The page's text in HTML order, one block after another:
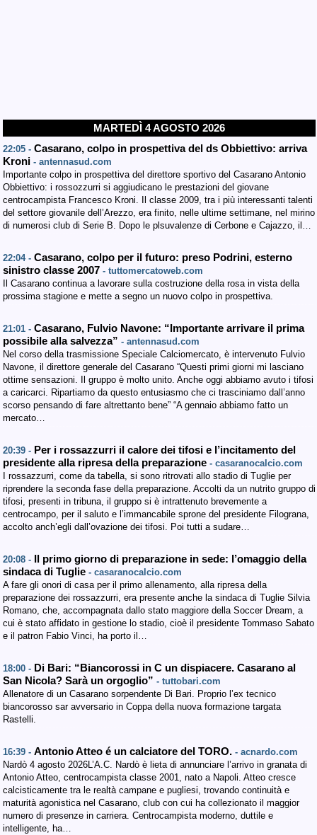
MARTEDÌ 4 AGOSTO 2026
22:05 - Casarano, colpo in prospettiva del ds Obbiettivo: arriva
Kroni - antennasud.com
Importante colpo in prospettiva del direttore sportivo del Casarano Antonio
Obbiettivo: i rossozzurri si aggiudicano le prestazioni del giovane
centrocampista Francesco Kroni. Il classe 2009, tra i più interessanti talenti
del settore giovanile dell’Arezzo, era finito, nelle ultime settimane, nel mirino
di numerosi club di Serie B. Dopo le plsuvalenze di Cerbone e Cajazzo, il…
22:04 - Casarano, colpo per il futuro: preso Podrini, esterno
sinistro classe 2007 - tuttomercatoweb.com
Il Casarano continua a lavorare sulla costruzione della rosa in vista della
prossima stagione e mette a segno un nuovo colpo in prospettiva.
21:01 - Casarano, Fulvio Navone: “Importante arrivare il prima
possibile alla salvezza” - antennasud.com
Nel corso della trasmissione Speciale Calciomercato, è intervenuto Fulvio
Navone, il direttore generale del Casarano “Questi primi giorni mi lasciano
ottime sensazioni. Il gruppo è molto unito. Anche oggi abbiamo avuto i tifosi
a caricarci. Ripartiamo da questo entusiasmo che ci trasciniamo dall’anno
scorso pensando di fare altrettanto bene” “A gennaio abbiamo fatto un
mercato…
20:39 - Per i rossazzurri il calore dei tifosi e l’incitamento del
presidente alla ripresa della preparazione - casaranocalcio.com
I rossazzurri, come da tabella, si sono ritrovati allo stadio di Tuglie per
riprendere la seconda fase della preparazione. Accolti da un nutrito gruppo di
tifosi, presenti in tribuna, il gruppo si è intrattenuto brevemente a
centrocampo, per il saluto e l’immancabile sprone del presidente Filograna,
accolto anch’egli dall’ovazione dei tifosi. Poi tutti a sudare…
20:08 -
Il primo giorno di preparazione in sede: l’omaggio della
sindaca di Tuglie - casaranocalcio.com
A fare gli onori di casa per il primo allenamento, alla ripresa della
preparazione dei rossazzurri, era presente anche la sindaca di Tuglie Silvia
Romano, che, accompagnata dallo stato maggiore della Soccer Dream, a
cui è stato affidato in gestione lo stadio, cioè il presidente Tommaso Sabato
e il patron Fabio Vinci, ha porto il…
18:00 - Di Bari: “Biancorossi in C un dispiacere. Casarano al
San Nicola? Sarà un orgoglio” - tuttobari.com
Allenatore di un Casarano sorpendente Di Bari. Proprio l’ex tecnico
biancorosso sar avversario in Coppa della nuova formazione targata
Rastelli.
16:39 - Antonio Atteo é un calciatore del TORO. - acnardo.com
Nardò 4 agosto 2026L’A.C. Nardò è lieta di annunciare l’arrivo in granata di
Antonio Atteo, centrocampista classe 2001, nato a Napoli. Atteo cresce
calcisticamente tra le realtà campane e pugliesi, trovando continuità e
maturità agonistica nel Casarano, club con cui ha collezionato il maggior
numero di presenze in carriera. Centrocampista moderno, duttile e
intelligente, ha…